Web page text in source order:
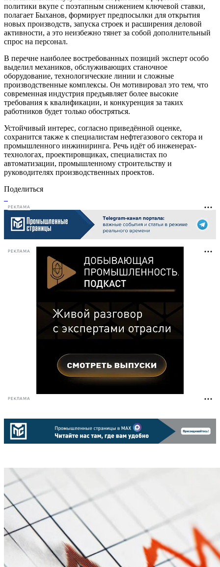
политики вкупе с поэтапным снижением ключевой ставки,
полагает Быханов, формирует предпосылки для открытия
новых производств, запуска строек и расширения деловой
активности, а это неизбежно тянет за собой дополнительный
спрос на персонал.
В перечне наиболее востребованных позиций эксперт особо
выделил механиков, обслуживающих станочное
оборудование, технологические линии и сложные
производственные комплексы. Он мотивировал это тем, что
современная индустрия предъявляет более высокие
требования к квалификации, и конкуренция за таких
работников будет только обостряться.
Устойчивый интерес, согласно приведённой оценке,
сохранится также к специалистам нефтегазового сектора и
промышленного инжиниринга. Речь идёт об инженерах-
технологах, проектировщиках, специалистах по
автоматизации, промышленному строительству и
руководителях производственных проектов.
Поделиться
РЕКЛАМА
РЕКЛАМА
РЕКЛАМА